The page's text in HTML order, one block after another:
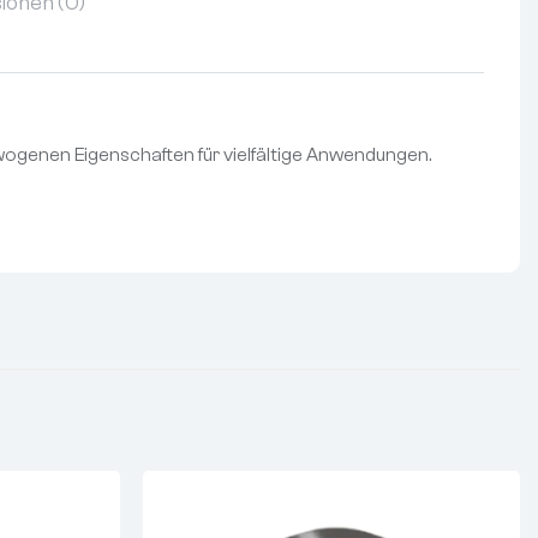
Eigenschaften für vielfältige Anwendungen.